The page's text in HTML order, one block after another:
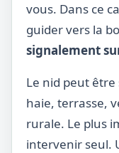
vous. Dans ce
guider vers la
signalement
Le nid peut
haie, terrasse,
rurale. Le plus
intervenir seul.